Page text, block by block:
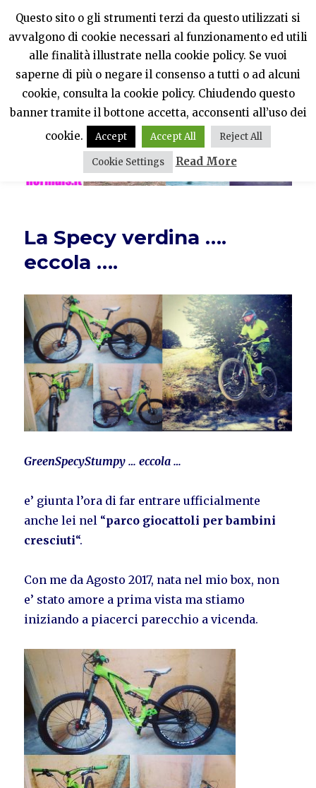
PercheNONEssereNormali?
MENU
La Specy verdina ….
eccola ….
GreenSpecyStumpy … eccola …
e’ giunta l’ora di far entrare ufficialmente
anche lei nel “parco giocattoli per bambini
cresciuti“.
Con me da Agosto 2017, nata nel mio box, non
e’ stato amore a prima vista ma stiamo
iniziando a piacerci parecchio a vicenda.
Questo sito o gli strumenti terzi da questo utilizzati si
avvalgono di cookie necessari al funzionamento ed utili
alle finalità illustrate nella cookie policy. Se vuoi
saperne di più o negare il consenso a tutti o ad alcuni
cookie, consulta la cookie policy. Chiudendo questo
banner tramite il bottone accetta, acconsenti all’uso dei
cookie.
Accept Accept All Reject All
Cookie Settings Read More